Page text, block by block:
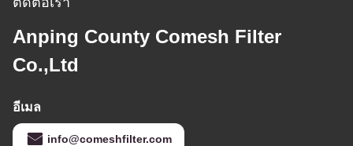
Anping County Comesh Filter
Co.,Ltd
อีเมล
info@comeshfilter.com